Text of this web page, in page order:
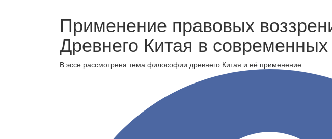
Применение правовых
Древнего Китая в
В эссе рассмотрена тема философии древнего Китая и её применение